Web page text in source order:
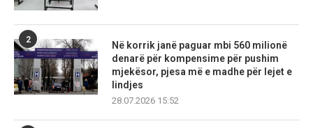
2
Në korrik janë paguar mbi 560 milionë
denarë për kompensime për pushim
mjekësor, pjesa më e madhe për lejet e
lindjes
28.07.2026 15:52